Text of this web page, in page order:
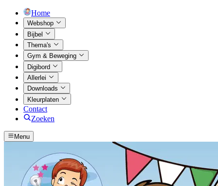
Home
Webshop
Bijbel
Thema's
Gym & Beweging
Digibord
Allerlei
Downloads
Kleurplaten
Contact
Zoeken
Menu